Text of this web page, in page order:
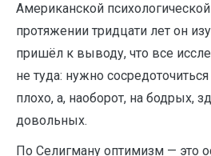
Американской
протяжении тридцати лет он
пришёл к выводу, что все
не туда: нужно
плохо, а, наоборот, на бодрых,
довольных.
По Селигману оптимизм — это